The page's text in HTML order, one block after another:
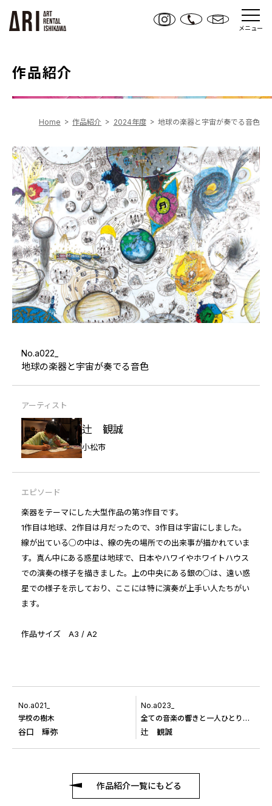
メニュー
作品紹介
Home 作品紹介 2024年度 地球の楽器と宇宙が奏でる音色
No.a022_
地球の楽器と宇宙が奏でる音色
アーティスト
辻 観誠
小松市
エピソード
楽器をテーマにした大型作品の第3作目です。
1作目は地球、2作目は月だったので、3作目は宇宙にしました。
線が出ている○の中は、線の先の場所での出来事が描かれていま
す。真ん中にある惑星は地球で、日本やハワイやホワイトハウス
での演奏の様子を描きました。上の中央にある銀の○は、遠い惑
星での様子を示しており、ここには特に演奏が上手い人たちがい
ます。
作品サイズ A3 / A2
No.a021_
学校の樹木
谷口 輝弥
No.a023_
全ての音楽の響きと一人ひとりの管制塔
辻 観誠
作品紹介一覧にもどる